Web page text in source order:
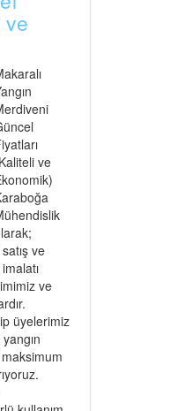
ve
ve
ve
ve
üyelerimiz